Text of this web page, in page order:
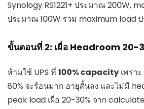
Synology RS1221+ ประมาณ 200W,
ประมาณ 100W รวม maximum load
ขั้นตอนที่ 2: เผื่อ Headroom 20-
ห้ามใช้ UPS ที่ 100% capacity เพรา
80% จะร้อนมาก อายุสั้นลง และไม่มี
peak load เผื่อ 20-30% จาก